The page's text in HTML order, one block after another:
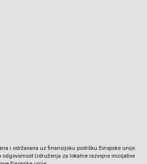
i održavana uz finansijsku podršku Evropske unije.
Udruženja za lokalne razvojne inicijative